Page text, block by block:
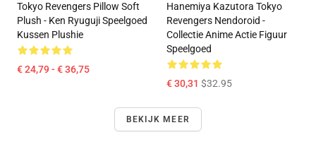
Tokyo Revengers Pillow Soft
Plush - Ken Ryuguji Speelgoed
Kussen Plushie
€ 24,79 - € 36,75
Hanemiya Kazutora Tokyo
Revengers Nendoroid -
Collectie Anime Actie Figuur
Speelgoed
€ 30,31 $32.95
BEKIJK MEER